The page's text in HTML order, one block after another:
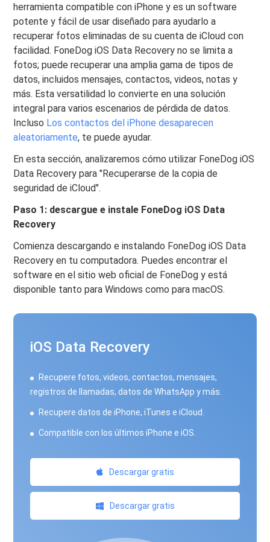
herramienta compatible con iPhone y es un software
potente y fácil de usar diseñado para ayudarlo a
recuperar fotos eliminadas de su cuenta de iCloud con
facilidad. FoneDog iOS Data Recovery no se limita a
fotos; puede recuperar una amplia gama de tipos de
datos, incluidos mensajes, contactos, videos, notas y
más. Esta versatilidad lo convierte en una solución
integral para varios escenarios de pérdida de datos.
Incluso Los contactos del iPhone desaparecen
aleatoriamente, te puede ayudar.
En esta sección, analizaremos cómo utilizar FoneDog iOS
Data Recovery para "Recuperarse de la copia de
seguridad de iCloud".
Paso 1: descargue e instale FoneDog iOS Data
Recovery
Comienza descargando e instalando FoneDog iOS Data
Recovery en tu computadora. Puedes encontrar el
software en el sitio web oficial de FoneDog y está
disponible tanto para Windows como para macOS.
iOS Data Recovery
Recupere fotos, videos, contactos, mensajes,
registros de llamadas, datos de WhatsApp y más.
Recupere datos de iPhone, iTunes e iCloud.
Compatible con los últimos iPhone e iOS.
Descargar gratis
Descargar gratis